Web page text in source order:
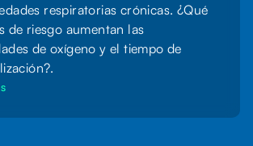
respiratorias crónicas. ¿Qué
de riesgo aumentan las
de oxígeno y el tiempo de